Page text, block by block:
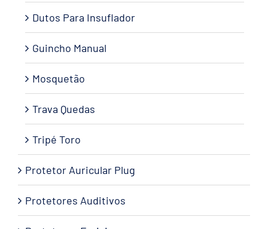
Dutos Para Insuflador
Guincho Manual
Mosquetão
Trava Quedas
Tripé Toro
Protetor Auricular Plug
Protetores Auditivos